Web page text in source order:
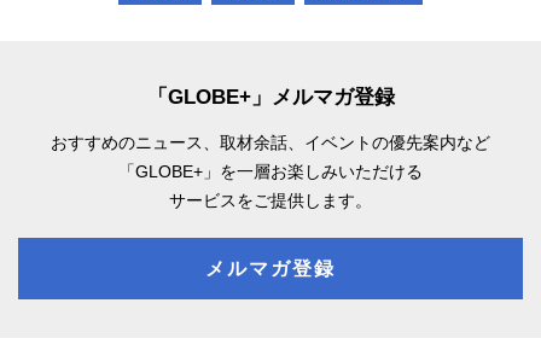
「GLOBE+」メルマガ登録
おすすめのニュース、取材余話、 イベントの優先案内など
「GLOBE+」を一層お楽しみいただける
サービスをご提供します。
メルマガ登録